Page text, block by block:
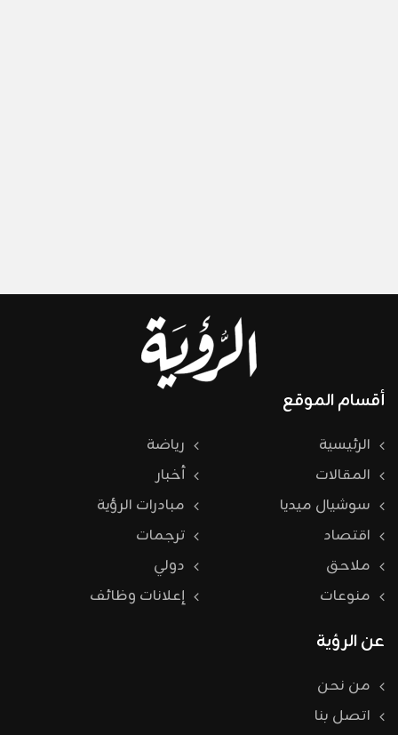
أقسام الموقع
الرئيسية
رياضة
المقالات
أخبار
سوشيال ميديا
مبادرات الرؤية
اقتصاد
ترجمات
ملاحق
دولي
منوعات
إعلانات وظائف
عن الرؤية
من نحن
اتصل بنا